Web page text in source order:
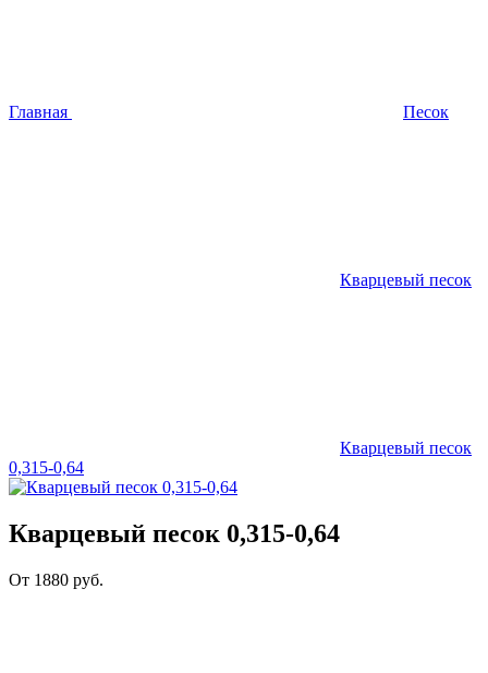
Главная Песок
Кварцевый песок
Кварцевый песок
0,315-0,64
Кварцевый песок 0,315-0,64
От 1880 руб.